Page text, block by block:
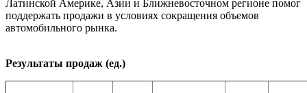
Латинской Америке, Азии и Ближневосточном регионе помог
поддержать продажи в условиях сокращения объемов
автомобильного рынка.
Результаты продаж (ед.)